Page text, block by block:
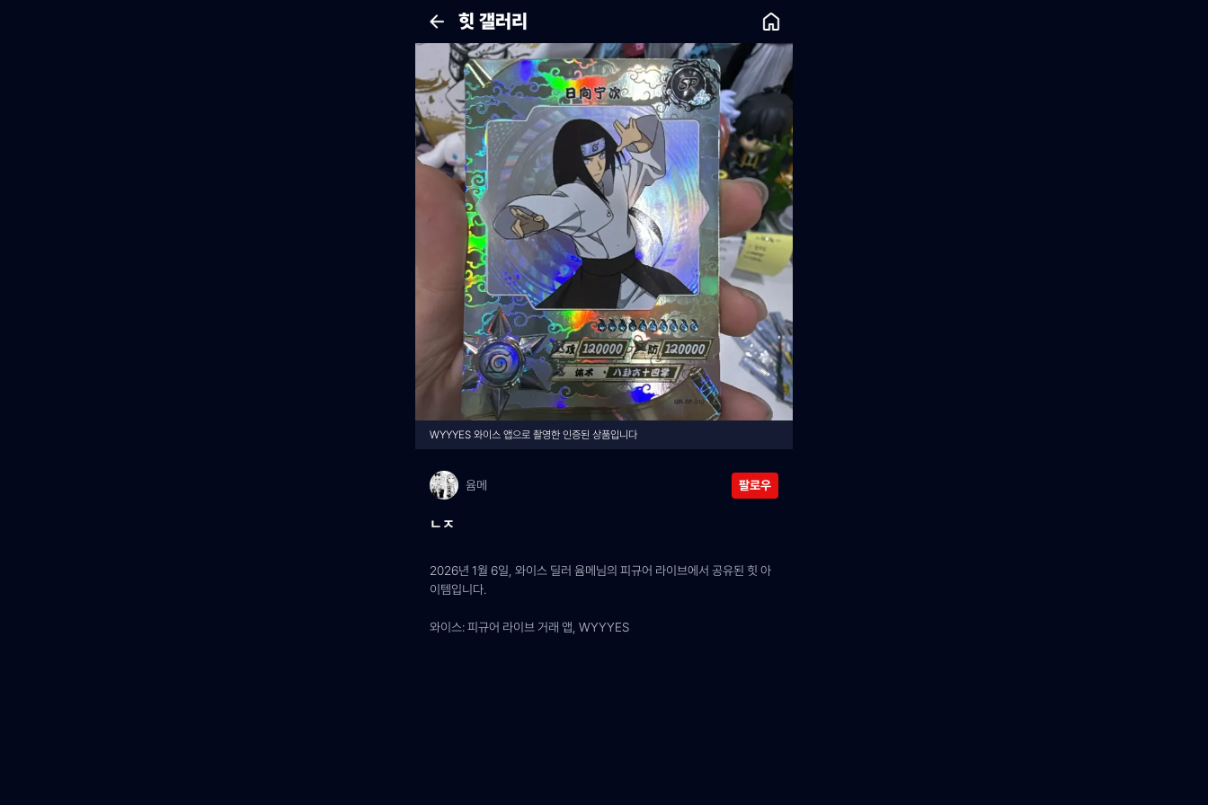
힛 갤러리
WYYYES 와이스 앱으로 촬영한 인증된 상품입니다
윰메 팔로우
ㄴㅈ
2026년 1월 6일, 와이스 딜러 윰메님의 피규어 라이브에서 공유된 힛 아
이템입니다.
와이스: 피규어 라이브 거래 앱, WYYYES